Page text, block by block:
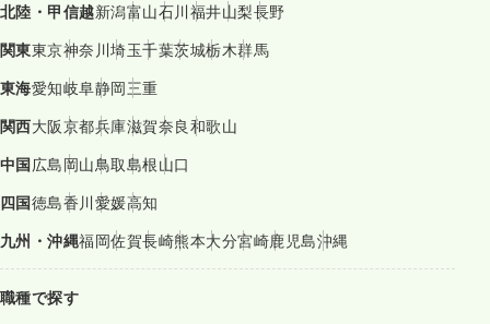
北陸・甲信越新潟富山石川福井山梨長野
関東東京神奈川埼玉千葉茨城栃木群馬
東海愛知岐阜静岡三重
関西大阪京都兵庫滋賀奈良和歌山
中国広島岡山鳥取島根山口
四国徳島香川愛媛高知
九州・沖縄福岡佐賀長崎熊本大分宮崎鹿児島沖縄
職種で探す